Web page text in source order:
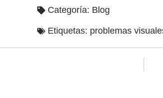
Categoría: Blog
Etiquetas: problemas